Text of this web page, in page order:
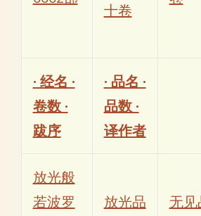
十卷
· 经名 ·
卷数 ·
跋序
· 品名 ·
品数 ·
译作者
放光般
若波罗
放光品
无见